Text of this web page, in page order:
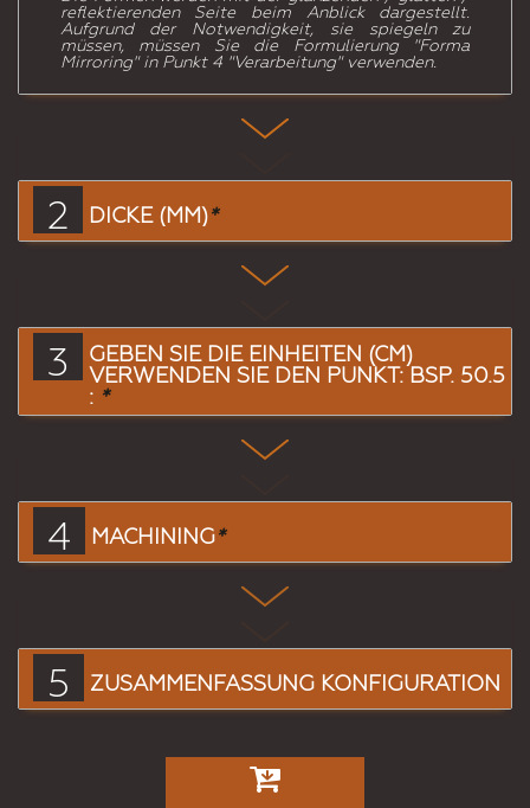
reflektierenden Seite beim Anblick dargestellt.
Aufgrund der Notwendigkeit, sie spiegeln zu
müssen, müssen Sie die Formulierung "Forma
Mirroring" in Punkt 4 "Verarbeitung" verwenden.
2 DICKE (MM)*
3
GEBEN SIE DIE EINHEITEN (CM)
VERWENDEN SIE DEN PUNKT: BSP. 50.5
: *
4 MACHINING*
5 ZUSAMMENFASSUNG KONFIGURATION